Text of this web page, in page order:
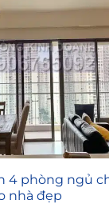
4 phòng ngủ
nhà đẹp